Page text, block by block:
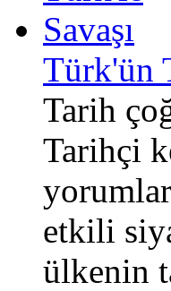
Türk'ün
Tarih
Tarihçi
etkili
ülkenin